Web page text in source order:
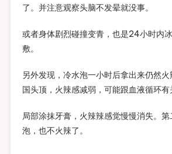
了。并注意观察头脑不发晕就没事。
或者身体剧烈碰撞变青，也是24小时内
敷。
另外发现，冷水泡一小时后拿出来仍然
国头顶，火辣感减弱，可能跟血液循环有
局部涂抹牙膏，火辣辣感觉慢慢消失。
泡，也不火辣了。